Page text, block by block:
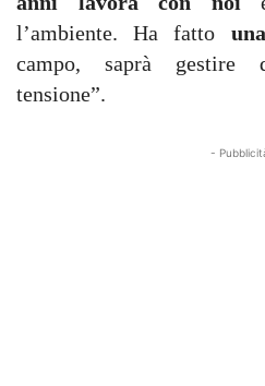
l’ambiente. Ha fatto
campo, saprà gestire
tensione”.
-